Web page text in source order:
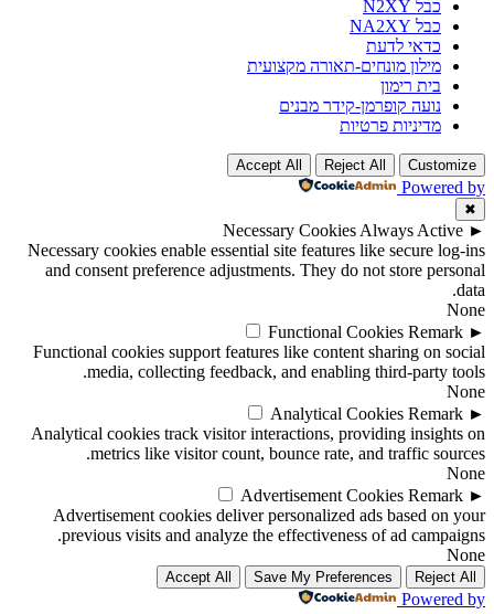
כבל N2XY
כבל NA2XY
כדאי לדעת
מילון מונחים-תאורה מקצועית
בית רימון
נועה קופרמן-קידר מבנים
מדיניות פרטיות
Customize
Reject All
Accept All
Powered by
✖
►
Necessary Cookies Always Active
Necessary cookies enable essential site features like secure log-ins
and consent preference adjustments. They do not store personal
data.
None
►
Functional Cookies Remark
Functional cookies support features like content sharing on social
media, collecting feedback, and enabling third-party tools.
None
►
Analytical Cookies Remark
Analytical cookies track visitor interactions, providing insights on
metrics like visitor count, bounce rate, and traffic sources.
None
►
Advertisement Cookies Remark
Advertisement cookies deliver personalized ads based on your
previous visits and analyze the effectiveness of ad campaigns.
None
Reject All
Save My Preferences
Accept All
Powered by